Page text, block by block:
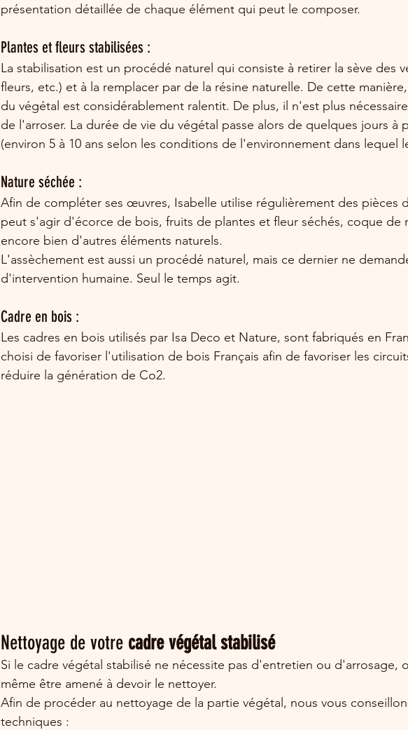
présentation détaillée de chaque élément qui peut le composer.
Plantes et fleurs stabilisées :
La stabilisation est un procédé naturel qui consiste à retirer la sève des
fleurs, etc.) et à la remplacer par de la résine naturelle. De cette
du végétal est considérablement ralentit. De plus, il n'est plus
de l'arroser. La durée de vie du végétal passe alors de quelques jours à
(environ 5 à 10 ans selon les conditions de l'environnement dans lequel
Nature séchée :
Afin de compléter ses œuvres, Isabelle utilise régulièrement des pièces
peut s'agir d'écorce de bois, fruits de plantes et fleur séchés, coque de
encore bien d'autres éléments naturels.
L'assèchement est aussi un procédé naturel, mais ce dernier ne
d'intervention humaine. Seul le temps agit.
Cadre en bois :
Les cadres en bois utilisés par Isa Deco et Nature, sont fabriqués en
choisi de favoriser l'utilisation de bois Français afin de favoriser les
réduire la génération de Co2.
Nettoyage de votre cadre végétal stabilisé
Si le cadre végétal stabilisé ne nécessite pas d'entretien ou d'arrosage,
même être amené à devoir le nettoyer.
Afin de procéder au nettoyage de la partie végétal, nous vous
techniques :